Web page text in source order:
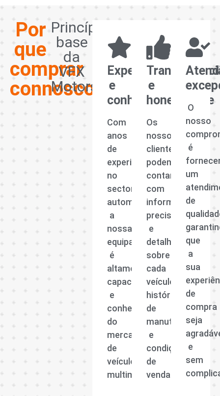
Por
que
comprar
connosco?
Princípios
base
da
VFX
Motors
Experiência
e
conhecimento
Com
anos
de
experiência
no
sector
automóvel,
a
nossa
equipa
é
altamente
capacitada
e
conhecedora
do
mercado
de
veículos
multimarcas.
e
honestidade
Os
nossos
clientes
podem
contar
com
informações
precisas
e
detalhadas
sobre
cada
veículo,
histórico
de
manutenção
e
condições
de
venda.
O
nosso
é
um
de
que
a
sua
de
compra
seja
e
sem